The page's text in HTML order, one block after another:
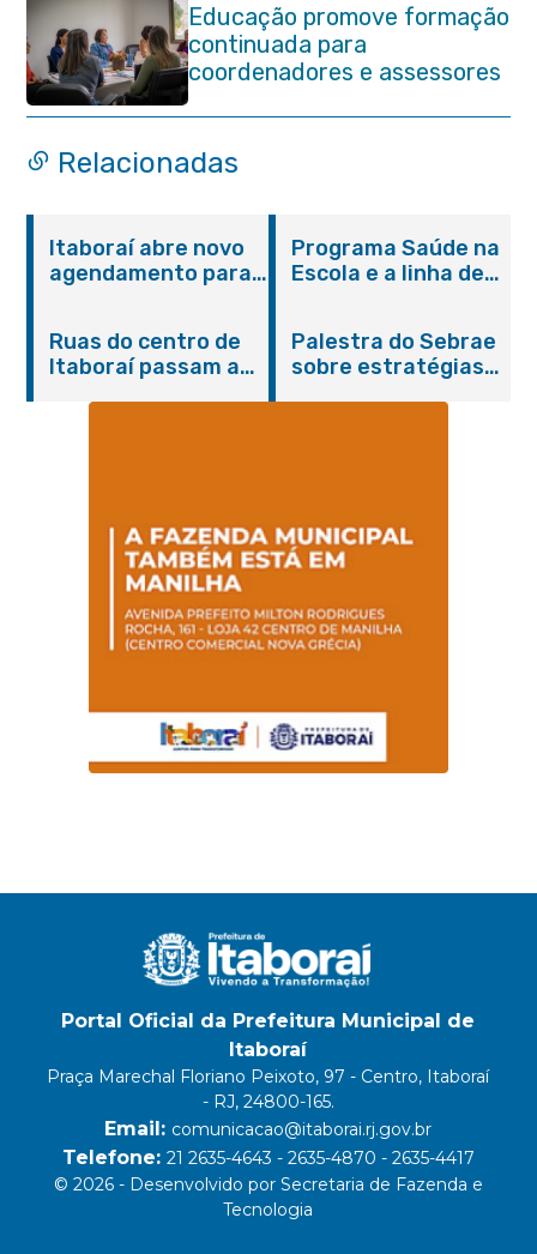
Educação promove formação
continuada para
coordenadores e assessores
escolares da rede municipal
Relacionadas
Itaboraí abre novo
agendamento para
Programa Saúde na
Escola e a linha de
promovem
conscientização
sobre hanseníase
Ruas do centro de
Itaboraí passam a
Palestra do Sebrae
sobre estratégias
Portal Oficial da Prefeitura Municipal de
Itaboraí
Praça Marechal Floriano Peixoto, 97 - Centro, Itaboraí
- RJ, 24800-165.
Email: comunicacao@itaborai.rj.gov.br
Telefone: 21 2635-4643 - 2635-4870 - 2635-4417
© 2026 - Desenvolvido por Secretaria de Fazenda e
Tecnologia